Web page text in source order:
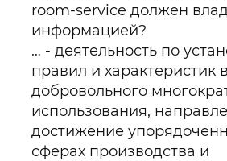
room-service должен
информацией?
… - деятельность по
правил и характеристик
добровольного
использования,
достижение
сферах производства и